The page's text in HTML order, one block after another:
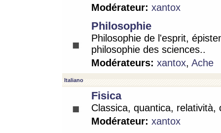
Modérateur: xantox
Philosophie
Philosophie de l'esprit,
philosophie des sciences..
Modérateurs: xantox, Ache
Italiano
Fisica
Classica, quantica, relatività,
Modérateur: xantox